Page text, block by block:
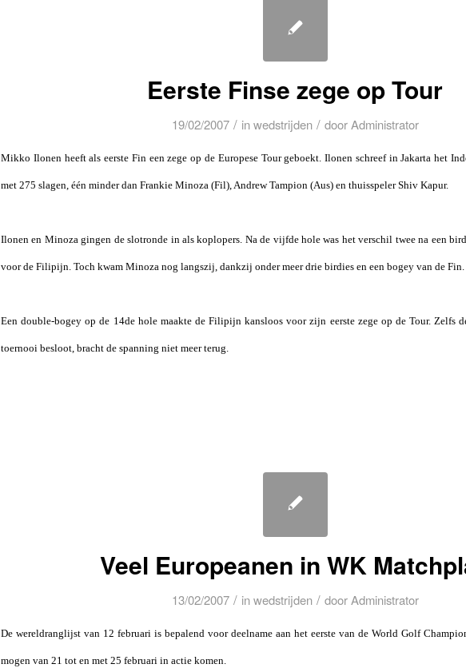
Eerste Finse zege op Tour
19/02/2007 / inwedstrijden / doorAdministrator
Mikko Ilonen heeft als eerste Fin een zege op de Europese Tour geboekt. Ilonen schreef in Jakarta het
met 275 slagen, één minder dan Frankie Minoza (Fil), Andrew Tampion (Aus) en thuisspeler Shiv Kapur.
Ilonen en Minoza gingen de slotronde in als koplopers. Na de vijfde hole was het verschil twee na een
voor de Filipijn. Toch kwam Minoza nog langszij, dankzij onder meer drie birdies en een bogey van de Fin.
Een double-bogey op de 14de hole maakte de Filipijn kansloos voor zijn eerste zege op de Tour. Zelfs
toernooi besloot, bracht de spanning niet meer terug.
Veel Europeanen in WK
13/02/2007 / inwedstrijden / doorAdministrator
De wereldranglijst van 12 februari is bepalend voor deelname aan het eerste van de World Golf
mogen van 21 tot en met 25 februari in actie komen.